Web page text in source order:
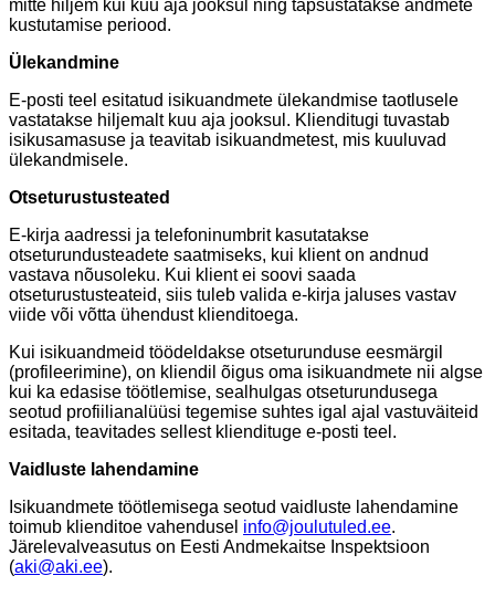
mitte hiljem kui kuu aja jooksul ning täpsustatakse andmete
kustutamise periood.
Ülekandmine
E-posti teel esitatud isikuandmete ülekandmise taotlusele
vastatakse hiljemalt kuu aja jooksul. Klienditugi tuvastab
isikusamasuse ja teavitab isikuandmetest, mis kuuluvad
ülekandmisele.
Otseturustusteated
E-kirja aadressi ja telefoninumbrit kasutatakse
otseturundusteadete saatmiseks, kui klient on andnud
vastava nõusoleku. Kui klient ei soovi saada
otseturustusteateid, siis tuleb valida e-kirja jaluses vastav
viide või võtta ühendust klienditoega.
Kui isikuandmeid töödeldakse otseturunduse eesmärgil
(profileerimine), on kliendil õigus oma isikuandmete nii algse
kui ka edasise töötlemise, sealhulgas otseturundusega
seotud profiilianalüüsi tegemise suhtes igal ajal vastuväiteid
esitada, teavitades sellest kliendituge e-posti teel.
Vaidluste lahendamine
Isikuandmete töötlemisega seotud vaidluste lahendamine
toimub klienditoe vahendusel info@joulutuled.ee.
Järelevalveasutus on Eesti Andmekaitse Inspektsioon
(aki@aki.ee).